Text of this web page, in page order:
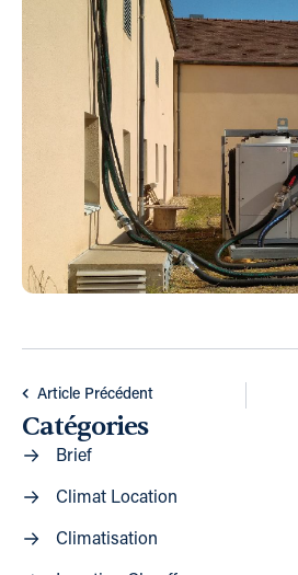
Article Précédent
Catégories
Brief
Climat Location
Climatisation